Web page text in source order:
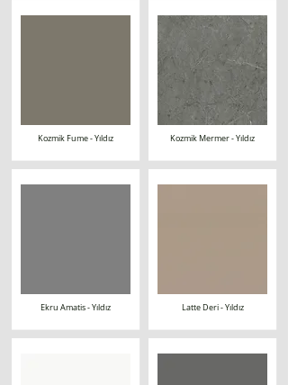
Kozmik Fume - Yıldız
Ekru Amatis - Yıldız
Kozmik Mermer - Yıldız
Latte Deri - Yıldız